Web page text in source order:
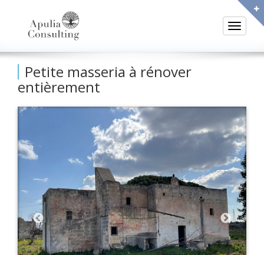
Toggle
Petite masseria à rénover
entièrement